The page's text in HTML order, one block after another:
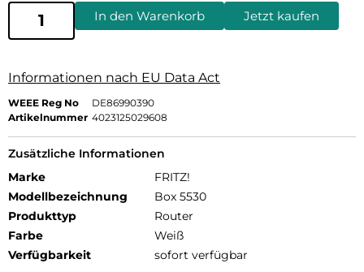
In den Warenkorb Jetzt kaufen
Informationen nach EU Data Act
WEEE Reg No
DE86990390
Artikelnummer 4023125029608
Zusätzliche Informationen
Marke
FRITZ!
Modellbezeichnung
Box 5530
Produkttyp
Router
Farbe
Weiß
Verfügbarkeit
sofort verfügbar